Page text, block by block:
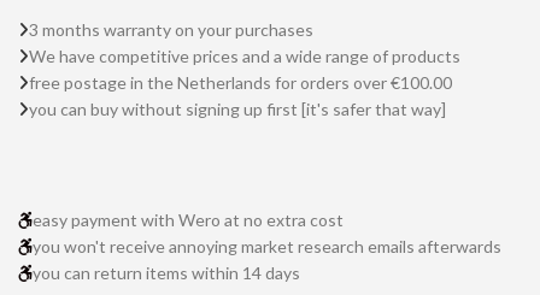
3 months warranty on your purchases
We have competitive prices and a wide range of products
free postage in the Netherlands for orders over €100.00
you can buy without signing up first [it's safer that way]
easy payment with Wero at no extra cost
you won't receive annoying market research emails afterwards
you can return items within 14 days